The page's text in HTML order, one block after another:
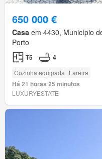
650 000 €
Casa em 4430, Município
Porto
T5 4
Cozinha equipada Lareira
Há 21 horas 25 minutos
LUXURYESTATE